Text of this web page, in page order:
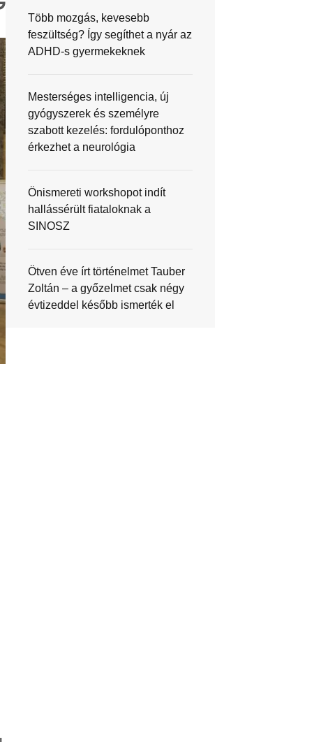
Több mozgás, kevesebb
feszültség? Így segíthet a nyár az
ADHD-s gyermekeknek
Mesterséges intelligencia, új
gyógyszerek és személyre
szabott kezelés: fordulóponthoz
érkezhet a neurológia
Önismereti workshopot indít
hallássérült fiataloknak a
SINOSZ
Ötven éve írt történelmet Tauber
Zoltán – a győzelmet csak négy
évtizeddel később ismerték el